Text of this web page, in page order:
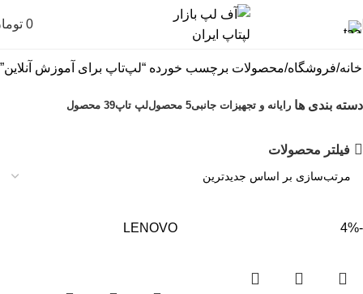
0
خانه فروشگاه محصولات برچسب خورده “لپ‌تاپ برای آموزش آنلاین”
دسته بندی ها رایانه و تجهیزات جانبی5 محصول لپ تاپ39 محصول
فیلتر محصولات
-4%
LENOVO